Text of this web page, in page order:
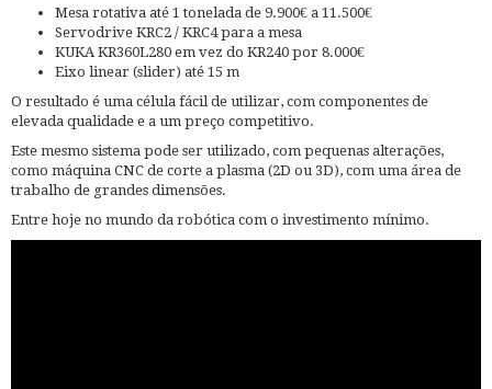
Mesa rotativa até 1 tonelada de 9.900€ a 11.500€
Servodrive KRC2 / KRC4 para a mesa
KUKA KR360L280 em vez do KR240 por 8.000€
Eixo linear (slider) até 15 m
O resultado é uma célula fácil de utilizar, com componentes de
elevada qualidade e a um preço competitivo.
Este mesmo sistema pode ser utilizado, com pequenas alterações,
como máquina CNC de corte a plasma (2D ou 3D), com uma área de
trabalho de grandes dimensões.
Entre hoje no mundo da robótica com o investimento mínimo.